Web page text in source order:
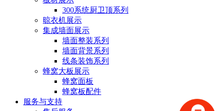
300系统厨卫顶系列
晾衣机展示
集成墙面展示
墙面整装系列
墙面背景系列
线条装饰系列
蜂窝大板展示
蜂窝面板
蜂窝板配件
服务与支持